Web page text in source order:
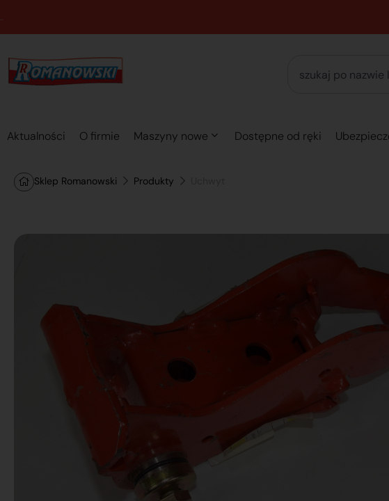
Aktualności O firmie Maszyny nowe Dostępne od ręki
Sklep Romanowski Produkty